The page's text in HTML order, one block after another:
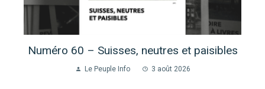
Numéro 60 – Suisses, neutres et paisibles
Le Peuple Info 3 août 2026